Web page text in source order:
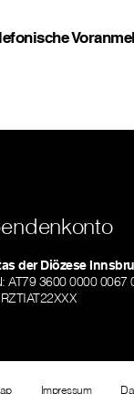
der Diözese
AT79 3600 0000 0067
Impressum